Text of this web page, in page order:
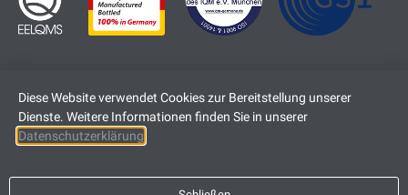
ImpressumDatenschutz
Diese Website verwendet Cookies zur Bereitstellung unserer
Dienste. Weitere Informationen finden Sie in unserer
Datenschutzerklärung